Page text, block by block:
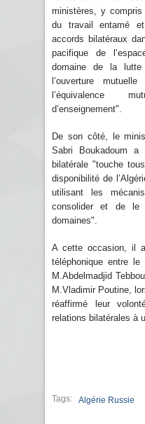
ministères, y
du travail entamé
accords bilatéraux
pacifique de
domaine de la lutte
l’ouverture
l’équivalence
d’enseignement".
De son côté, le
Sabri Boukadoum a
bilatérale "touche
disponibilité de
utilisant les
consolider et de le
domaines".
A cette occasion, il
téléphonique entre le
M.Abdelmadjid
M.Vladimir Poutine,
réaffirmé leur
relations bilatérales à
Tags: Algérie Russie